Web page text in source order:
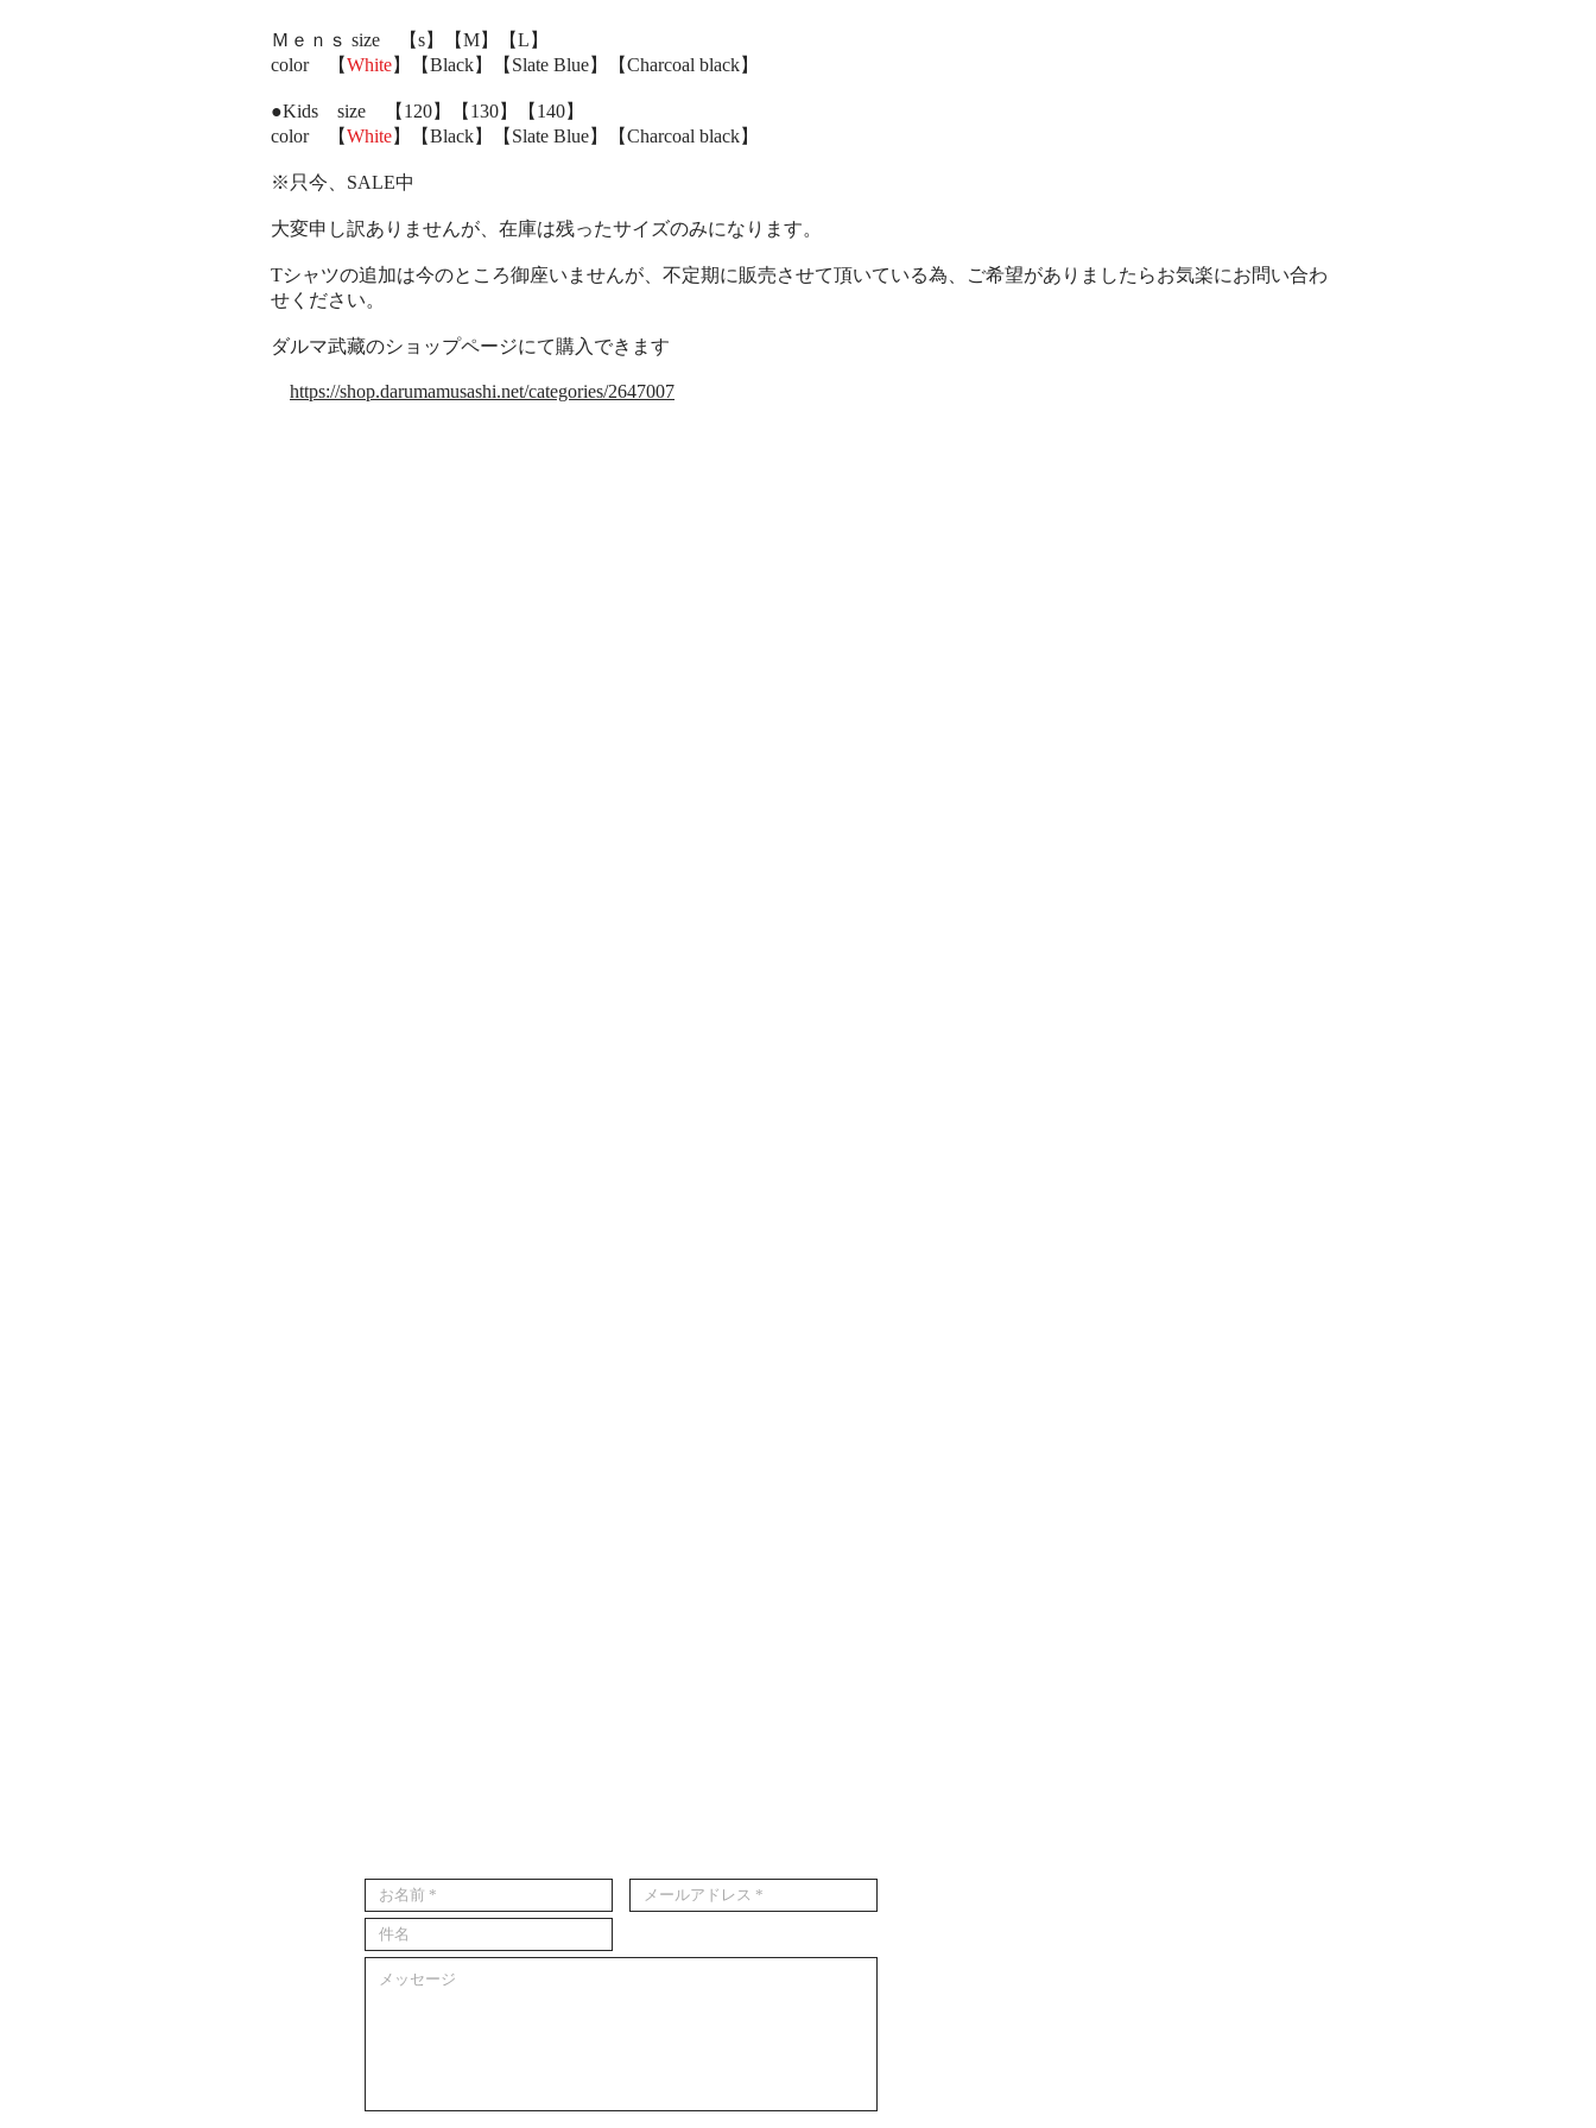
Ｍｅｎｓ size 【s】【M】【L】
color 【White】【Black】【Slate Blue】【Charcoal black】
●Kids size 【120】【130】【140】
color 【White】【Black】【Slate Blue】【Charcoal black】
※只今、SALE中
大変申し訳ありませんが、在庫は残ったサイズのみになります。
Tシャツの追加は今のところ御座いませんが、不定期に販売させて頂いている為、ご希望がありましたらお気楽にお問い合わ
せください。
ダルマ武藏のショップページにて購入できます
https://shop.darumamusashi.net/categories/2647007